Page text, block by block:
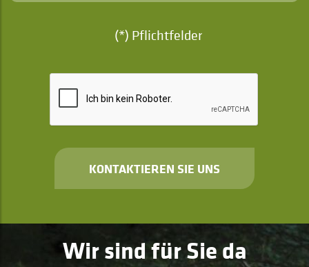
(*) Pflichtfelder
KONTAKTIEREN SIE UNS
Wir sind für Sie da